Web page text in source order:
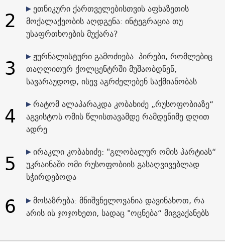
2
ეთნიკური ქართველებისთვის აფხაზეთის
მოქალაქეობის აღდგენა: ინტეგრაცია თუ
უსაფრთხოების მუქარა?
3
ჟურნალისტური გამოძიება: პირები, რომლებიც
თაღლითურ ქოლცენტრში მუშაობდნენ,
სავარაუდოდ, ისევ აგრძელებენ საქმიანობას
4
რატომ ალაპარაკდა კობახიძე „რუსოფობიაზე“
აგვისტოს ომის წლისთავამდე რამდენიმე დღით
ადრე
5
ირაკლი კობახიძე: "გლობალურ ომის პარტიას“
უკრაინაში ომი რუსოფობიის გასაღვივებლად
სჭირდებოდა
6
მოსაზრება: მნიშვნელოვანია დავინახოთ, რა
არის ის ჯოჯოხეთი, სადაც "ოცნება“ მიგვაქანებს